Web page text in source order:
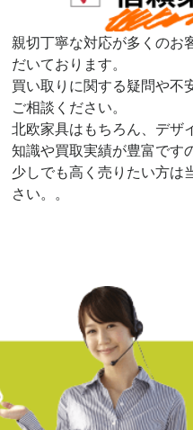
親切丁寧な対応が多くのお
だいております。
買い取りに関する疑問や不
ご相談ください。
北欧家具はもちろん、デザ
知識や買取実績が豊富です
少しでも高く売りたい方は
さい。。